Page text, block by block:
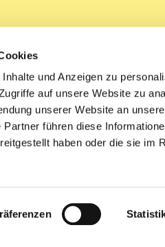
und Anzeigen zu
auf unsere Website zu
unserer Website an
Partner führen diese
haben oder die sie im
Spenden
Tickets
Litauen